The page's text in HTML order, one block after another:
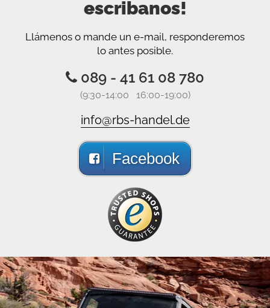
escribanos!
Llámenos o mande un e-mail, responderemos
lo antes posible.
089 - 41 61 08 780
(9:30-14:00 16:00-19:00)
info@rbs-handel.de
Facebook